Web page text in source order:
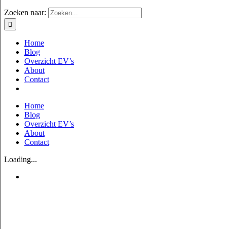
Zoeken naar:
Home
Blog
Overzicht EV’s
About
Contact
Home
Blog
Overzicht EV’s
About
Contact
Loading...